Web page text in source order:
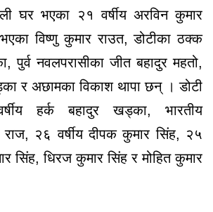
घर भएका २१ वर्षीय अरविन कुमार
भएका विष्णु कुमार राउत,डोटीका ठक्क
,पुर्व नवलपरासीका जीत बहादुर महतो,
र अछामका विकाश थापा छन् । डोटी
हर्क बहादुर खड्का, भारतीय
राज, २६ वर्षीय दीपक कुमार सिंह, २५
सिंह,धिरज कुमार सिंह र मोहित कुमार